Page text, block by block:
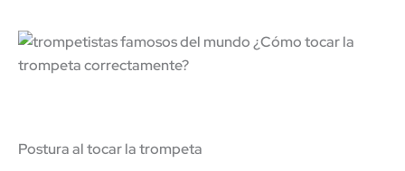
Postura al tocar la trompeta